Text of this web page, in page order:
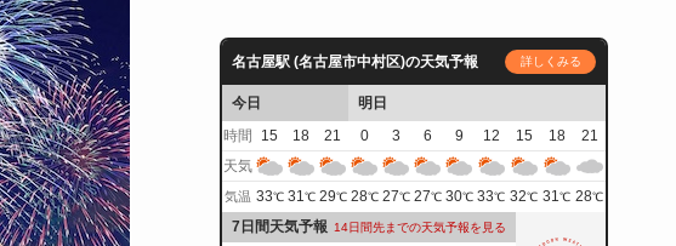
名古屋駅 (名古屋市中村区)の天気予報 詳しくみる
今日
明日
時間
15 18 21 0 3 6 9 12 15 18
21
天気
気温 33℃ 31℃ 29℃ 28℃ 27℃ 27℃ 30℃ 33℃ 32℃ 31℃ 28℃
7日間天気予報 14日間先までの天気予報を見る